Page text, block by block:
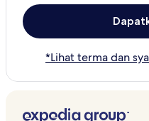
*Lihat terma dan